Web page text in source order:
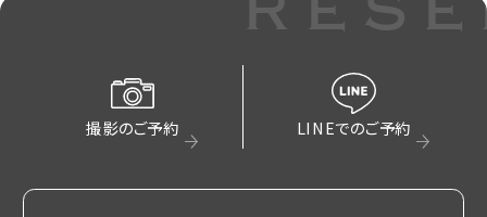
撮影のご予約 LINEでのご予約